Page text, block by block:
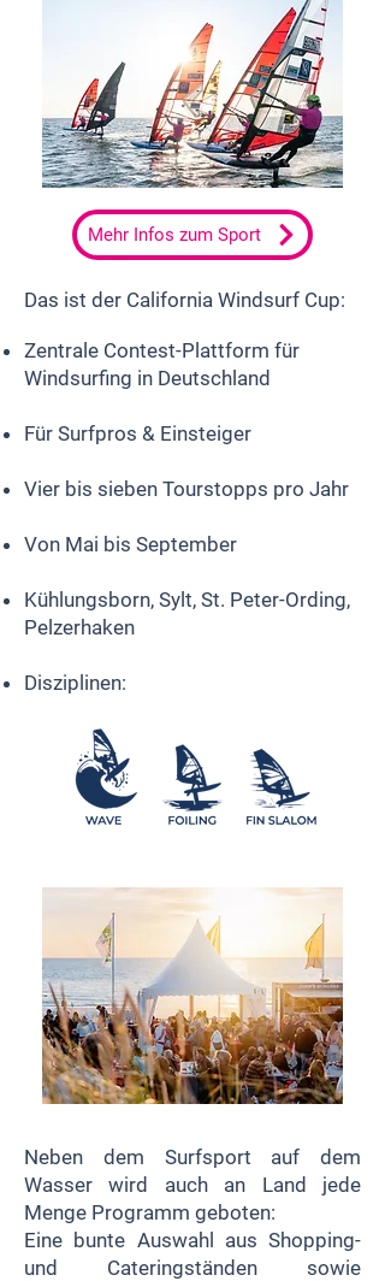
Mehr Infos zum Sport
Das ist der California Windsurf Cup:
Zentrale Contest-Plattform für
Windsurfing in Deutschland
Für Surfpros & Einsteiger
Vier bis sieben Tourstopps pro Jahr
Von Mai bis September
Kühlungsborn, Sylt, St. Peter-Ording,
Pelzerhaken
Disziplinen:
Neben dem Surfsport auf dem
Wasser wird auch an Land jede
Menge Programm geboten:
Eine bunte Auswahl aus Shopping-
und Cateringständen sowie